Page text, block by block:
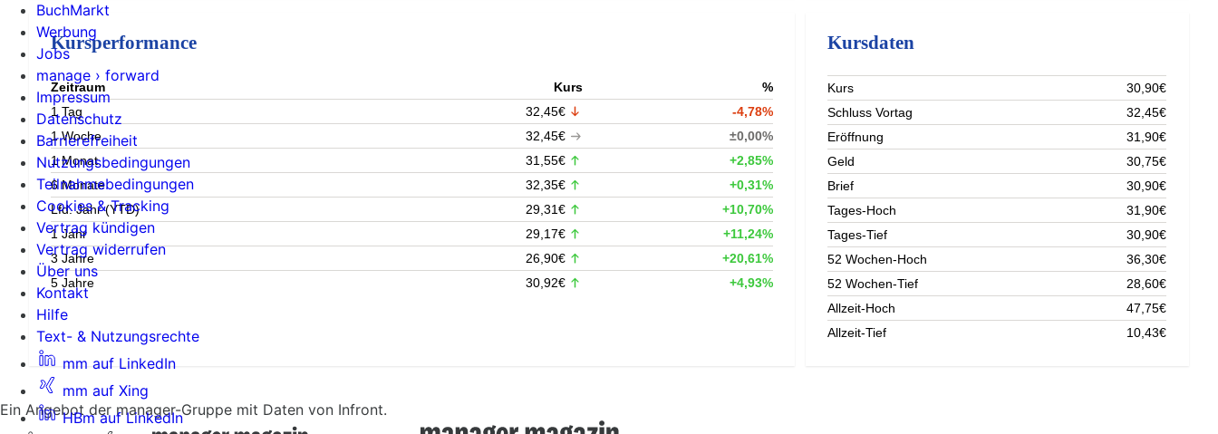
Kursperformance
Zeitraum Kurs
%
1 Tag
32,45€
-4,78%
1 Woche
32,45€
±0,00%
1 Monat
31,55€
+2,85%
6 Monate
32,35€
+0,31%
Lfd. Jahr (YTD)
29,31€
+10,70%
1 Jahr
29,17€
+11,24%
3 Jahre
26,90€
+20,61%
5 Jahre
30,92€ +4,93%
Kursdaten
Kurs
30,90€
Schluss Vortag
32,45€
Eröffnung
31,90€
Geld
30,75€
Brief
30,90€
Tages-Hoch
31,90€
Tages-Tief
30,90€
52 Wochen-Hoch
36,30€
52 Wochen-Tief
28,60€
Allzeit-Hoch
47,75€
Allzeit-Tief
10,43€
Ein Angebot der manager-Gruppe mit Daten von Infront.
BuchMarkt
Werbung
Jobs
manage › forward
Impressum
Datenschutz
Barrierefreiheit
Nutzungsbedingungen
Teilnahmebedingungen
Cookies & Tracking
Vertrag kündigen
Vertrag widerrufen
Über uns
Kontakt
Hilfe
Text- & Nutzungsrechte
mm auf LinkedIn
mm auf Xing
HBm auf LinkedIn